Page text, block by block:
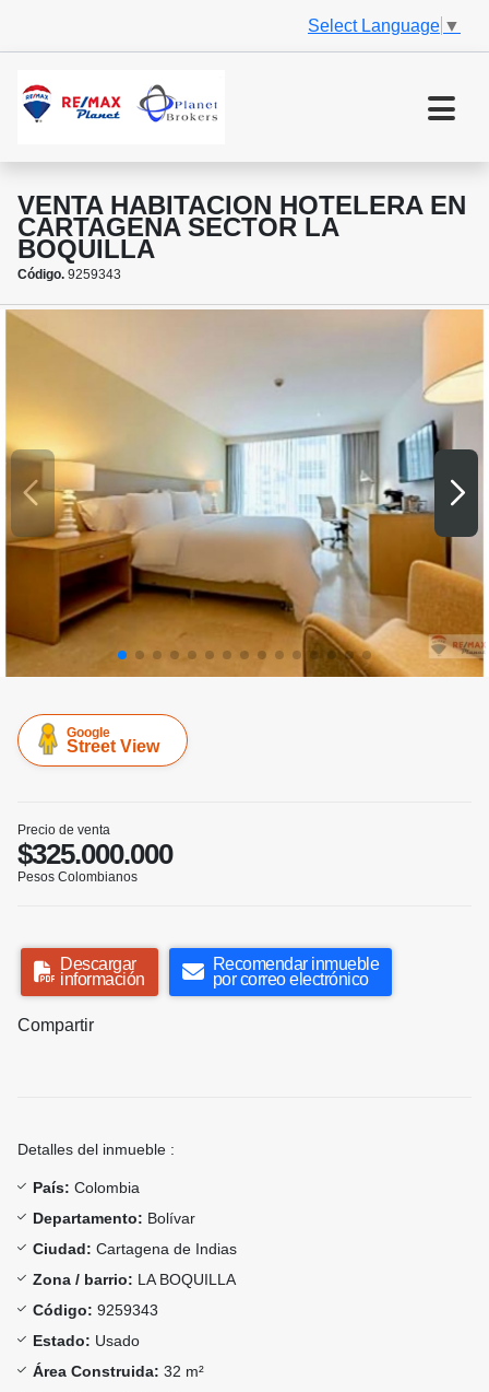
Select Language ▼
VENTA HABITACION HOTELERA EN
CARTAGENA SECTOR LA
BOQUILLA
Código. 9259343
Google
Street View
Precio de venta
$325.000.000
Pesos Colombianos
Descargar
información
Recomendar inmueble
por correo electrónico
Compartir
Detalles del inmueble :
País: Colombia
Departamento: Bolívar
Ciudad: Cartagena de Indias
Zona / barrio: LA BOQUILLA
Código: 9259343
Estado: Usado
Área Construida: 32 m²